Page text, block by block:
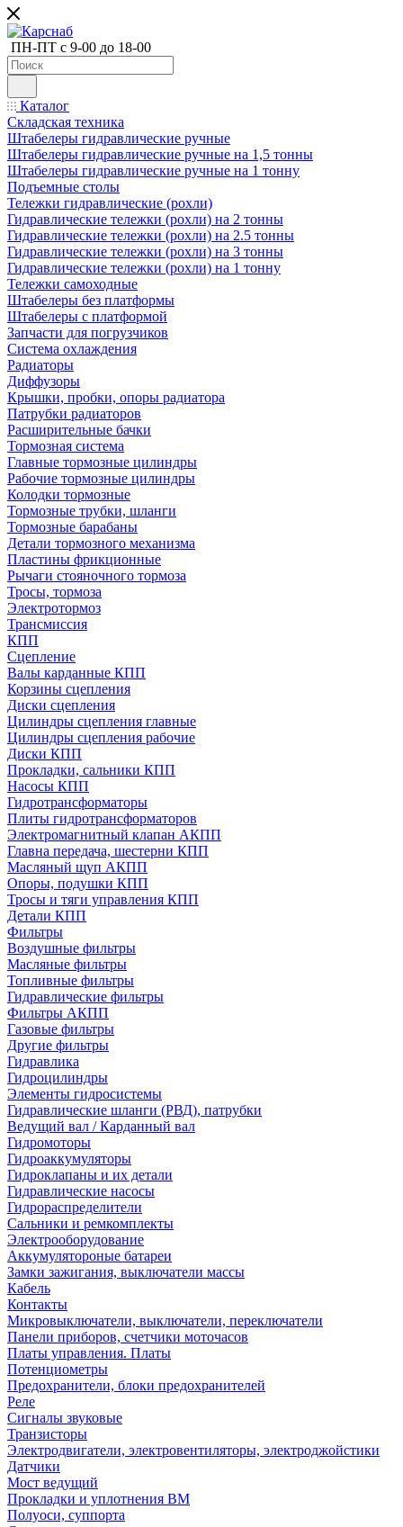
ПН-ПТ с 9-00 до 18-00
Каталог
Складская техника
Штабелеры гидравлические ручные
Штабелеры гидравлические ручные на 1,5 тонны
Штабелеры гидравлические ручные на 1 тонну
Подъемные столы
Тележки гидравлические (рохли)
Гидравлические тележки (рохли) на 2 тонны
Гидравлические тележки (рохли) на 2.5 тонны
Гидравлические тележки (рохли) на 3 тонны
Гидравлические тележки (рохли) на 1 тонну
Тележки самоходные
Штабелеры без платформы
Штабелеры с платформой
Запчасти для погрузчиков
Система охлаждения
Радиаторы
Диффузоры
Крышки, пробки, опоры радиатора
Патрубки радиаторов
Расширительные бачки
Тормозная система
Главные тормозные цилиндры
Рабочие тормозные цилиндры
Колодки тормозные
Тормозные трубки, шланги
Тормозные барабаны
Детали тормозного механизма
Пластины фрикционные
Рычаги стояночного тормоза
Тросы, тормоза
Электротормоз
Трансмиссия
КПП
Сцепление
Валы карданные КПП
Корзины сцепления
Диски сцепления
Цилиндры сцепления главные
Цилиндры сцепления рабочие
Диски КПП
Прокладки, сальники КПП
Насосы КПП
Гидротрансформаторы
Плиты гидротрансформаторов
Электромагнитный клапан АКПП
Главна передача, шестерни КПП
Масляный щуп АКПП
Опоры, подушки КПП
Тросы и тяги управления КПП
Детали КПП
Фильтры
Воздушные фильтры
Масляные фильтры
Топливные фильтры
Гидравлические фильтры
Фильтры АКПП
Газовые фильтры
Другие фильтры
Гидравлика
Гидроцилиндры
Элементы гидросистемы
Гидравлические шланги (РВД), патрубки
Ведущий вал / Карданный вал
Гидромоторы
Гидроаккумуляторы
Гидроклапаны и их детали
Гидравлические насосы
Гидрораспределители
Сальники и ремкомплекты
Электрооборудование
Аккумулятороные батареи
Замки зажигания, выключатели массы
Кабель
Контакты
Микровыключатели, выключатели, переключатели
Панели приборов, счетчики моточасов
Платы управления. Платы
Потенциометры
Предохранители, блоки предохранителей
Реле
Сигналы звуковые
Транзисторы
Электродвигатели, электровентиляторы, электроджойстики
Датчики
Мост ведущий
Прокладки и уплотнения ВМ
Полуоси, суппорта